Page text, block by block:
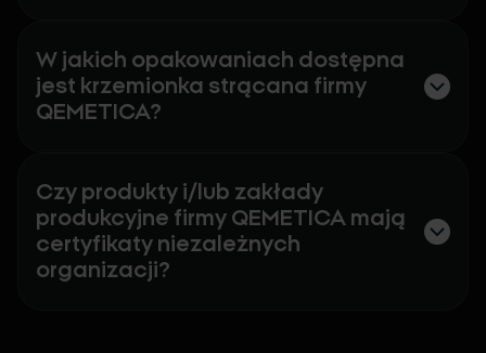
W jakich opakowaniach dostępna
jest krzemionka strącana firmy
QEMETICA?
Czy produkty i/lub zakłady
produkcyjne firmy QEMETICA mają
certyfikaty niezależnych
organizacji?